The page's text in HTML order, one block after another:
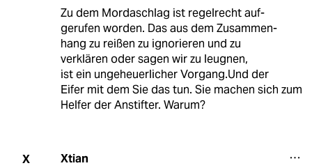
Zu dem Mordaschlag ist regelrecht auf-
gerufen worden. Das aus dem Zusammen-
hang zu reißen zu ignorieren und zu
verklären oder sagen wir zu leugnen,
ist ein ungeheuerlicher Vorgang.Und der
Eifer mit dem Sie das tun. Sie machen sich zum
Helfer der Anstifter. Warum?
X Xtian